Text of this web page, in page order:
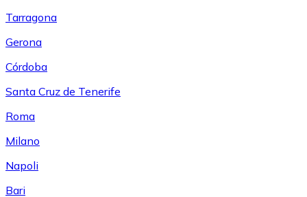
Tarragona
Gerona
Córdoba
Santa Cruz de Tenerife
Roma
Milano
Napoli
Bari